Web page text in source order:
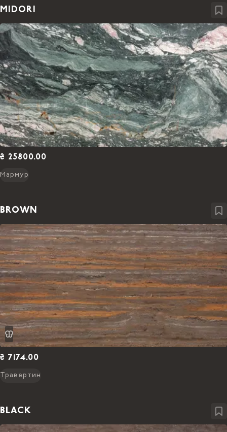
MIDORI
₴ 25800.00
Мармур
BROWN
₴ 7174.00
Травертин
BLACK